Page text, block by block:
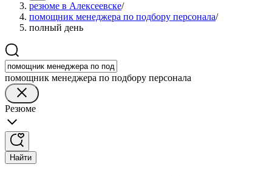
резюме в Алексеевске/
помощник менеджера по подбору персонала/
полный день
помощник менеджера по подбору персонала
Резюме
Найти